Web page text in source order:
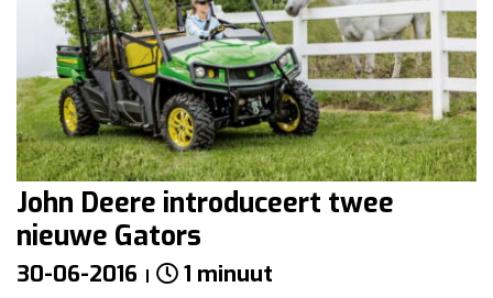
John Deere introduceert twee
nieuwe Gators
30-06-2016 1 minuut